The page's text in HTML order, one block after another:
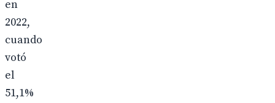
en
2022,
cuando
votó
el
51,1%